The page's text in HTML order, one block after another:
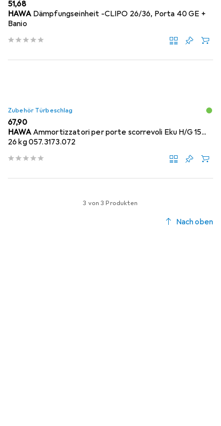
EUR
51,68
HAWA Dämpfungseinheit -CLIPO 26/36, Porta 40 GE +
Banio
Zubehör Türbeschlag
EUR
67,90
HAWAAmmortizzatori per porte scorrevoli Eku H/G 15...
26 kg 057.3173.072
3 von 3 Produkten
Nach oben